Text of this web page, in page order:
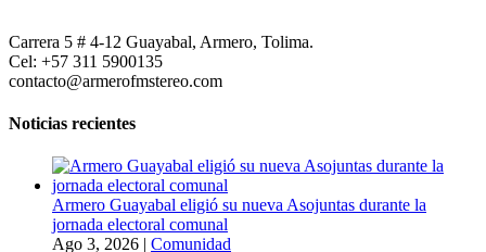
Carrera 5 # 4-12 Guayabal, Armero, Tolima.
Cel: +57 311 5900135
contacto@armerofmstereo.com
Noticias recientes
Armero Guayabal eligió su nueva Asojuntas durante la
jornada electoral comunal
Ago 3, 2026 | Comunidad